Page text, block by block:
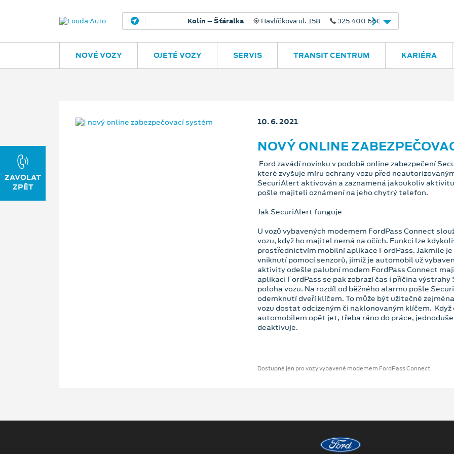
Kolín – Šťáralka Havlíčkova ul. 158 325 400 660
NOVÉ VOZY OJETÉ VOZY SERVIS TRANSIT CENTRUM KARIÉRA
10. 6. 2021
NOVÝ ONLINE
Ford zavádí novinku v podobě online zabezpečení
které zvyšuje míru ochrany vozu před
SecuriAlert aktivován a zaznamená jakoukoliv
pošle majiteli oznámení na jeho chytrý telefon.
Jak SecuriAlert funguje
U vozů vybavených modemem FordPass Connect
vozu, když ho majitel nemá na očích. Funkci lze
prostřednictvím mobilní aplikace FordPass. Jakmile
vniknutí pomocí senzorů, jimiž je automobil už
aktivity odešle palubní modem FordPass Connect
aplikaci FordPass se pak zobrazí čas i příčina
poloha vozu. Na rozdíl od běžného alarmu pošle
odemknutí dveří klíčem. To může být užitečné
vozu dostat odcizeným či naklonovaným klíčem.
automobilem opět jet, třeba ráno do práce,
deaktivuje.
Dostupné jen pro vozy vybavené modemem FordPass Connect.